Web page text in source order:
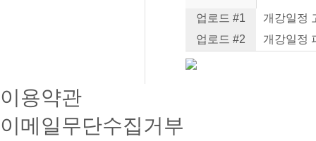
업로드 #1
개강일정
업로드 #2
개강일정
이용약관
이메일무단수집거부